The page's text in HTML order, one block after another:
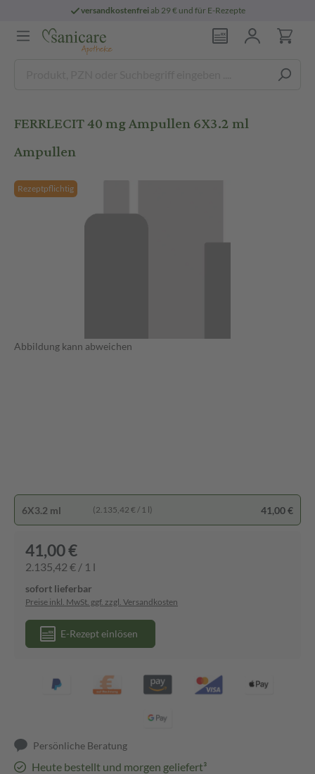
versandkostenfreiab 29 € und für E-Rezepte
FERRLECIT 40 mg Ampullen 6X3.2 ml
Ampullen
Rezeptpflichtig
Abbildung kann abweichen
6X3.2 ml (2.135,42 € / 1 l) 41,00 €
41,00 €
2.135,42 € / 1 l
sofort lieferbar
Preise inkl. MwSt. ggf. zzgl. Versandkosten
E-Rezept einlösen
Persönliche Beratung
Heute bestellt und morgen geliefert³